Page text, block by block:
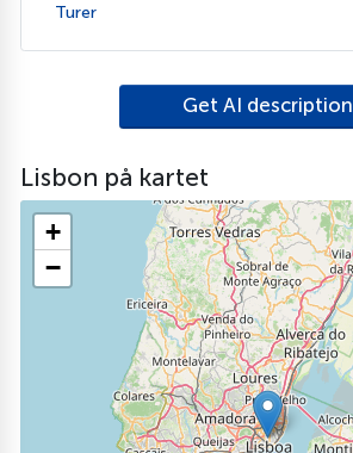
Turer
Get AI description
Lisbon på kartet
+
−